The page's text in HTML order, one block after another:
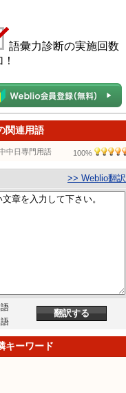
語彙力診断の実施回数
関連用語
中日専門用語 100%
>> Weblio翻訳
キーワード